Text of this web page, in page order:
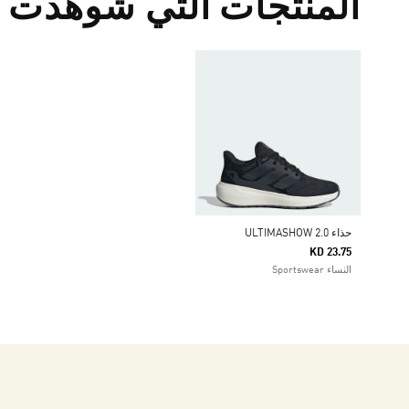
المنتجات التي شوهدت
حذاء ULTIMASHOW 2.0
KD 23.75
النساء Sportswear